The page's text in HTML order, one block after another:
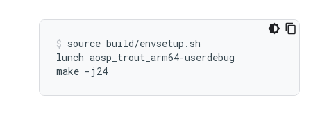
source build/envsetup.sh
lunch aosp_trout_arm64-userdebug